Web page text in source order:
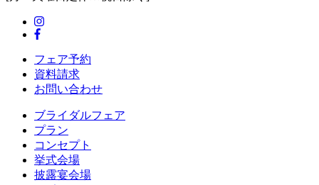
フェア予約
資料請求
お問い合わせ
ブライダルフェア
プラン
コンセプト
挙式会場
披露宴会場